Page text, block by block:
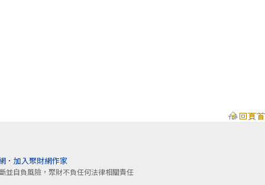
． 加入聚財網作家
並自負風險，聚財不負任何法律相關責任